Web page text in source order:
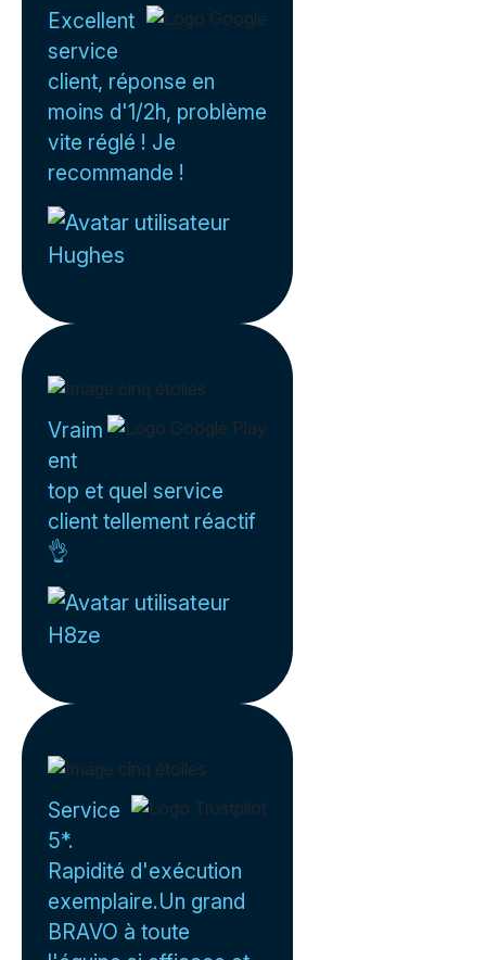
Excellent
service
client, réponse en
moins d'1/2h, problème
vite réglé ! Je
recommande !
Hughes
Vraim
ent
top et quel service
client tellement réactif
👌
H8ze
Service
5*.
Rapidité d'exécution
exemplaire.Un grand
BRAVO à toute